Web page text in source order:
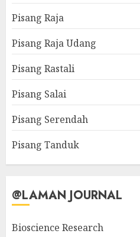
Pisang Raja
Pisang Raja Udang
Pisang Rastali
Pisang Salai
Pisang Serendah
Pisang Tanduk
@LAMAN JOURNAL
Bioscience Research